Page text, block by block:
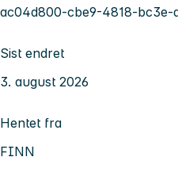
ac04d800-cbe9-4818-bc3e-
Sist endret
3. august 2026
Hentet fra
FINN